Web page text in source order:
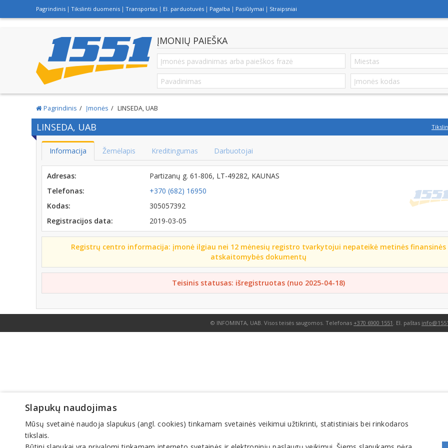
Pagrindinis Tikslinti duomenis Transportas El. parduotuvės Pagalba Pasiūlymai Straipsniai
ĮMONIŲ PAIEŠKA
Pagrindinis Įmonės LINSEDA, UAB
LINSEDA, UAB
Informacija Žemėlapis Kreditingumas Darbuotojai
Adresas:
Partizanų g. 61-806, LT-49282, KAUNAS
Telefonas:
+370 (682) 16950
Kodas:
305057392
Registracijos data:
2019-03-05
Registrų centro informacija: įmonė ilgiau nei 12 mėnesių registro tvarkytojui nepateikė metinės finansinės
atskaitomybės dokumentų
Teisinis statusas: išregistruotas (nuo 2025-04-18)
© INFOMINTA, UAB. Visos teisės saugomos. Telefonas +370 6900 1551 . El. paštas
Slapukų naudojimas
Mūsų svetainė naudoja slapukus (angl. cookies) tinkamam svetainės veikimui užtikrinti, statistiniais bei rinkodaros
tikslais.